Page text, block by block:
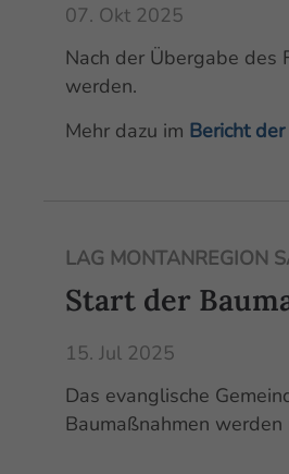
07. Okt 2025
Nach der Übergabe des
werden.
Mehr dazu im Bericht
LAG MONTANREGION
Start der
15. Jul 2025
Das evanglische
Baumaßnahmen